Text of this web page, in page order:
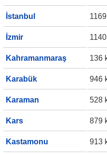
İstanbul
İzmir
Kahramanmaraş 136
Karabük 946
Karaman 528
Kars 879
Kastamonu 913